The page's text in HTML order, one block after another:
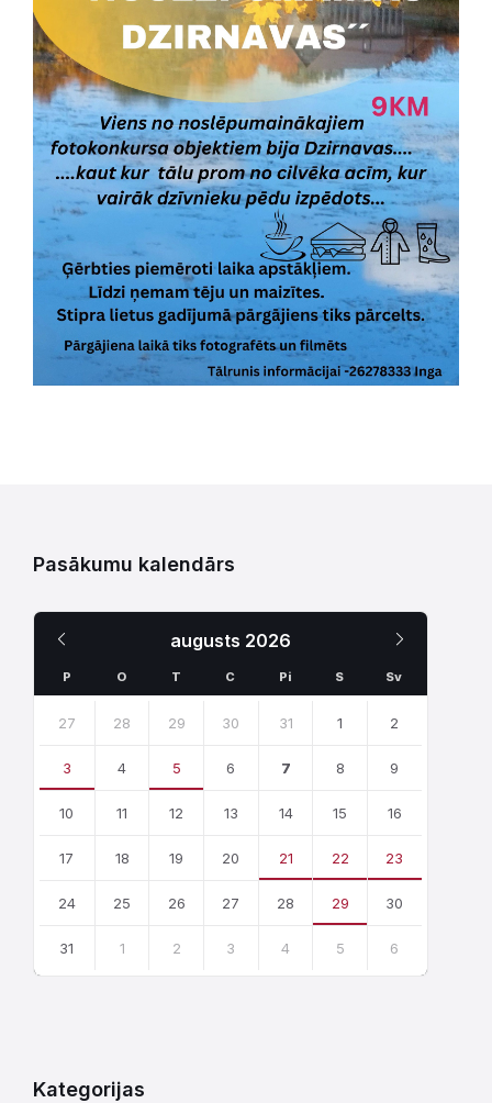
Pasākumu kalendārs
augusts 2026
Mēnesis
P O T C Pi S Sv
calendar
27 28 29 30 31 1 2
3 4 5 6 7 8 9
10 11 12 13 14 15 16
17 18 19 20 21 22 23
24 25 26 27 28 29 30
31 1 2 3 4 5 6
Kategorijas